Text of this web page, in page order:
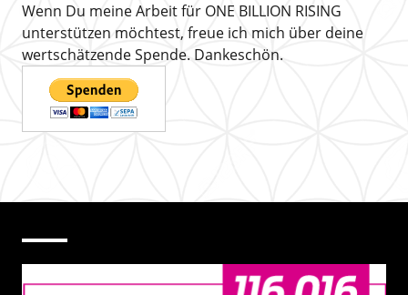
Wenn Du meine Arbeit für ONE BILLION RISING
unterstützen möchtest, freue ich mich über deine
wertschätzende Spende. Dankeschön.